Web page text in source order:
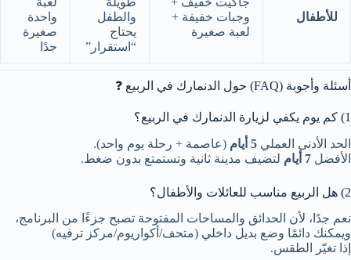
للأطفال
وجبات خفيفة +
لعبة صغيرة
والطفل
يحتاج
“استقرار”
واحدة
صغيرة
جدًا
أسئلة وأجوبة (FAQ) حول الدنمارك في الربيع ❓
1) كم يوم يكفي لزيارة الدنمارك في الربيع؟
الحد الأدنى العملي 5 أيام
(عاصمة + رحلة يوم واحد).
الأفضل 7 أيام لتضيف مدينة ثانية وتستمتع بدون ضغط.
2) هل الربيع مناسب للعائلات والأطفال؟
نعم جدًا، لأن الحدائق والمساحات المفتوحة تصبح جزءًا من البرنامج،
ويمكنك دائمًا وضع بديل داخلي (متحف/أكواريوم/مركز ترفيه)
إذا تغيّر الطقس.